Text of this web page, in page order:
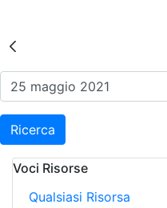
Risultati
Ricerca
Voci Risorse
Qualsiasi Risorsa